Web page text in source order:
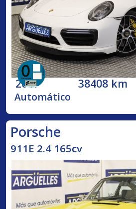
2017 38408 km
Automático
Porsche
911E 2.4 165cv